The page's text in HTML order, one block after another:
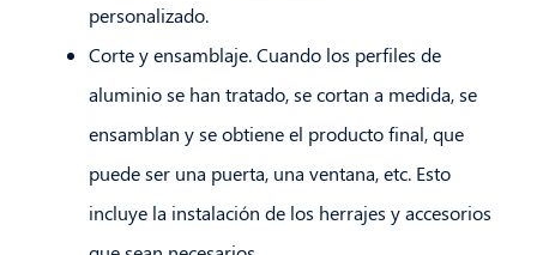
personalizado.
Corte y ensamblaje. Cuando los perfiles de
aluminio se han tratado, se cortan a medida, se
ensamblan y se obtiene el producto final, que
puede ser una puerta, una ventana, etc. Esto
incluye la instalación de los herrajes y accesorios